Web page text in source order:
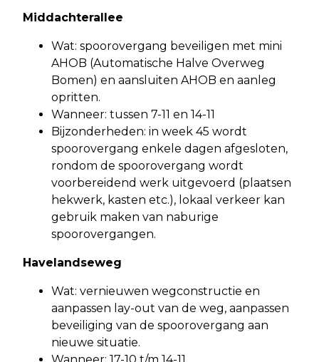
Middachterallee
Wat: spoorovergang beveiligen met mini
AHOB (Automatische Halve Overweg
Bomen) en aansluiten AHOB en aanleg
opritten.
Wanneer: tussen 7-11 en 14-11
Bijzonderheden: in week 45 wordt
spoorovergang enkele dagen afgesloten,
rondom de spoorovergang wordt
voorbereidend werk uitgevoerd (plaatsen
hekwerk, kasten etc.), lokaal verkeer kan
gebruik maken van naburige
spoorovergangen.
Havelandseweg
Wat: vernieuwen wegconstructie en
aanpassen lay-out van de weg, aanpassen
beveiliging van de spoorovergang aan
nieuwe situatie.